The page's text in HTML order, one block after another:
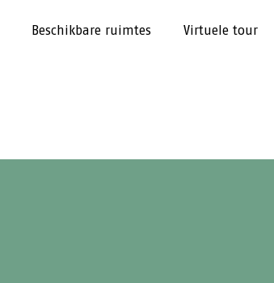
Beschikbare ruimtes Virtuele tour